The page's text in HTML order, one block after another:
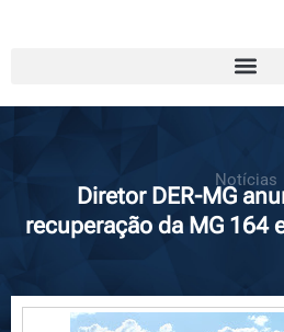
Notícias
Diretor DER-MG
recuperação da MG 164